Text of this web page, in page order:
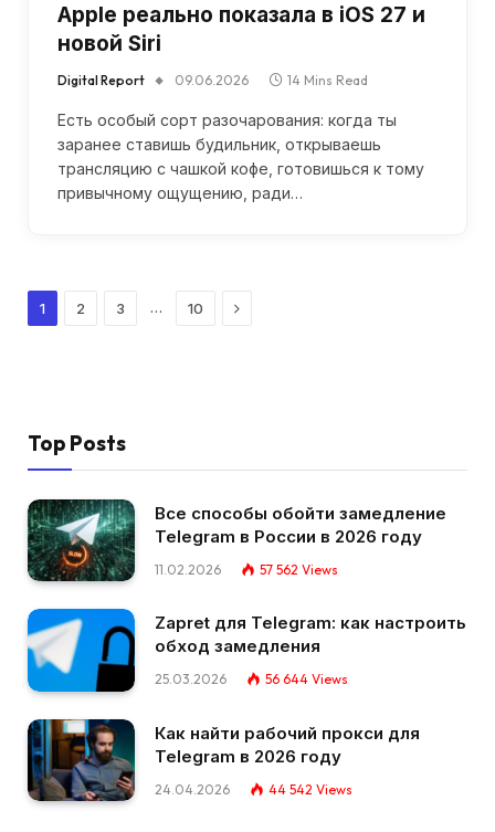
Apple реально показала в iOS 27 и
новой Siri
Digital Report 09.06.2026 14 Mins Read
Есть особый сорт разочарования: когда ты
заранее ставишь будильник, открываешь
трансляцию с чашкой кофе, готовишься к тому
привычному ощущению, ради…
1 2 3 … 10 Next
Top Posts
Все способы обойти замедление
Telegram в России в 2026 году
11.02.2026 57 562 Views
Zapret для Telegram: как настроить
обход замедления
25.03.2026 56 644 Views
Как найти рабочий прокси для
Telegram в 2026 году
24.04.2026 44 542 Views